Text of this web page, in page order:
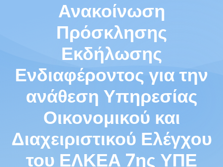
Ανακοίνωση
Πρόσκλησης
Εκδήλωσης
Ενδιαφέροντος για την
ανάθεση Υπηρεσίας
Οικονομικού και
Διαχειριστικού Ελέγχου
του ΕΛΚΕΑ 7ης ΥΠΕ